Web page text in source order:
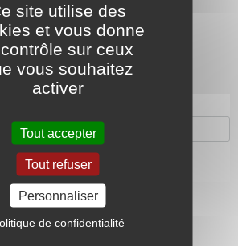
site utilise des
et vous donne
sur ceux
vous souhaitez
activer
Tout accepter
Tout refuser
Personnaliser
de confidentialité